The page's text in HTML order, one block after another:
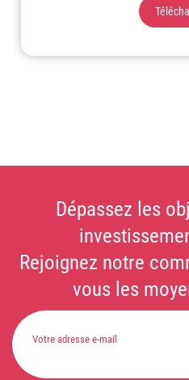
Dépassez les
Rejoignez notre
vous les